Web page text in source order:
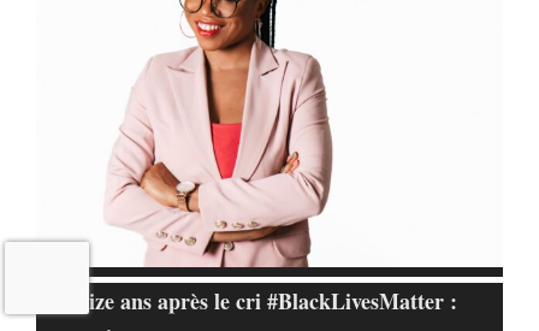
Treize ans après le cri #BlackLivesMatter :